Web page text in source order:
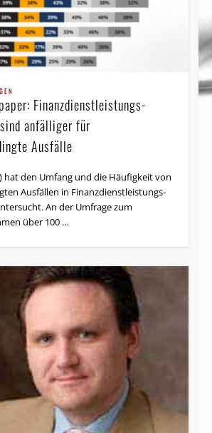
Finanz­dienst­leistungs­
anfälliger für
Ausfälle
hat den Umfang und die Häufigkeit von
Ausfällen in Finanz­dienst­leistungs­
An der Umfrage zum
über 100 …